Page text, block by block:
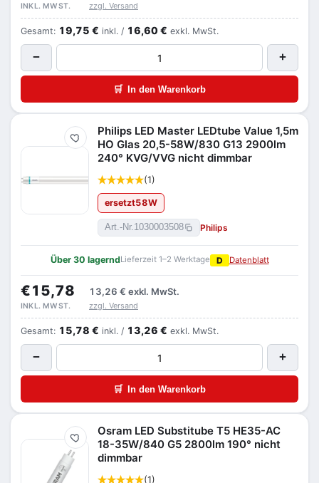
INKL. MWST. zzgl. Versand
Gesamt: 19,75 € inkl. / 16,60 € exkl. MwSt.
− +
🛒 In den Warenkorb
Merken
Philips LED Master LEDtube Value 1,5m
HO Glas 20,5-58W/830 G13 2900lm
240° KVG/VVG nicht dimmbar
(1)
ersetzt58W
Art.-Nr.1030003508 Philips
Über 30 lagerndLieferzeit 1–2 Werktage D Datenblatt
€15,78 13,26 € exkl. MwSt.
INKL. MWST. zzgl. Versand
Gesamt: 15,78 € inkl. / 13,26 € exkl. MwSt.
− +
🛒 In den Warenkorb
Merken
Osram LED Substitube T5 HE35-AC
18-35W/840 G5 2800lm 190° nicht
dimmbar
(1)